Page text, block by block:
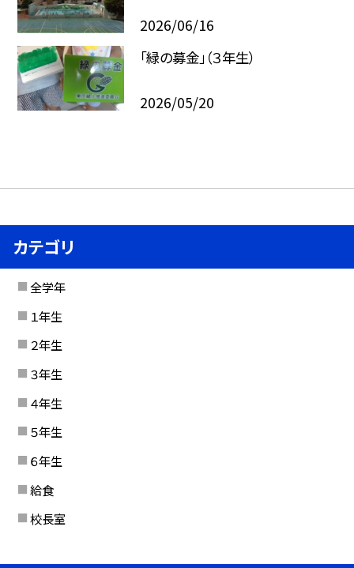
2026/06/16
「緑の募金」（３年生）
2026/05/20
カテゴリ
全学年
１年生
２年生
３年生
４年生
５年生
６年生
給食
校長室